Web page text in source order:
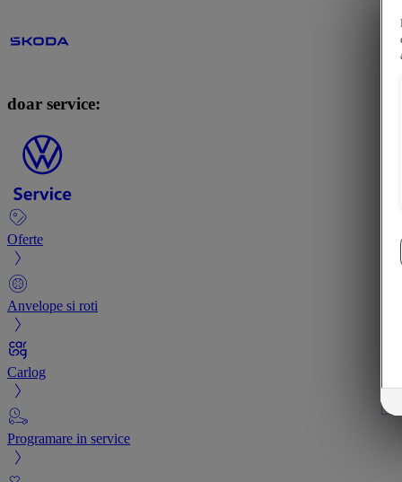
doar service:
Oferte
Anvelope si roti
Carlog
Programare in service